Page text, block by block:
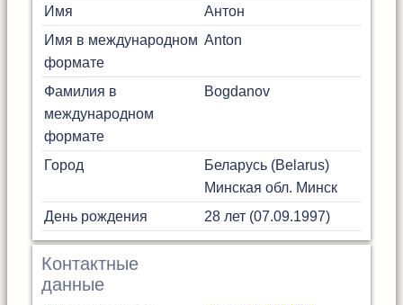
Имя
Антон
Имя в международном
формате
Anton
Фамилия в
международном
формате
Bogdanov
Город
Беларусь (Belarus)
Минская обл. Минск
День рождения
28 лет (07.09.1997)
Контактные
данные